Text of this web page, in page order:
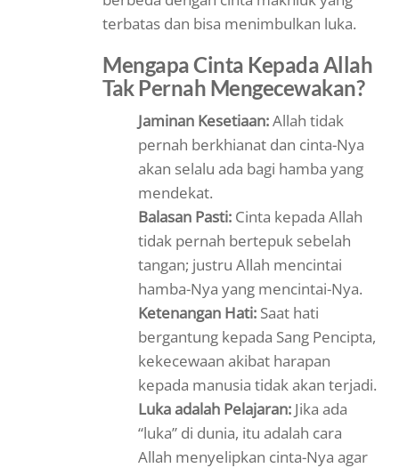
terbatas dan bisa menimbulkan luka.
Mengapa Cinta Kepada Allah
Tak Pernah Mengecewakan?
Jaminan Kesetiaan:Allah tidak
pernah berkhianat dan cinta-Nya
akan selalu ada bagi hamba yang
mendekat.
Balasan Pasti: Cinta kepada Allah
tidak pernah bertepuk sebelah
tangan; justru Allah mencintai
hamba-Nya yang mencintai-Nya.
Ketenangan Hati: Saat hati
bergantung kepada Sang Pencipta,
kekecewaan akibat harapan
kepada manusia tidak akan terjadi.
Luka adalah Pelajaran: Jika ada
“luka” di dunia, itu adalah cara
Allah menyelipkan cinta-Nya agar